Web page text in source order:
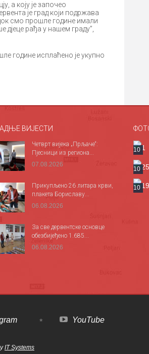
а коју је започео
је град који подржава
смо прошле године имали
дјеце рађа у нашем граду”,
године исплаћено је укупно
ВИЈЕСТИ
Четврт вијека „Прљаче“:
Пјесници из региона...
07.08.2026
Прикупљено 26 литара крви,
плакета Бориславу...
06.08.2026
За све дервентске основце
обезбијеђено 1.685...
06.08.2026
10
10
10
YouTube
IT Systems